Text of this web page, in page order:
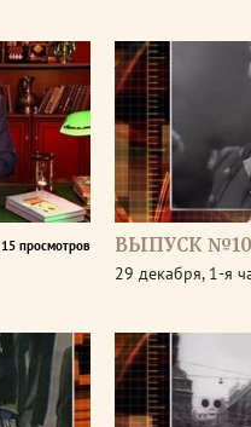
15 просмотров ВЫПУСК
29 декабря, 1-я